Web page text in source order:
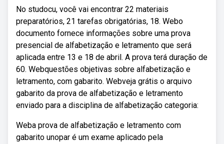
No studocu, você vai encontrar 22 materiais
preparatórios, 21 tarefas obrigatórias, 18. Webo
documento fornece informações sobre uma prova
presencial de alfabetização e letramento que será
aplicada entre 13 e 18 de abril. A prova terá duração de
60. Webquestões objetivas sobre alfabetização e
letramento, com gabarito. Webveja grátis o arquivo
gabarito da prova de alfabetização e letramento
enviado para a disciplina de alfabetização categoria:
Weba prova de alfabetização e letramento com
gabarito unopar é um exame aplicado pela